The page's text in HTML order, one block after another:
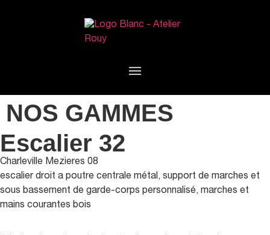
NOS GAMMES
Escalier 32
Charleville Mezieres 08
escalier droit a poutre centrale métal, support de marches et
sous bassement de garde-corps personnalisé, marches et
mains courantes bois